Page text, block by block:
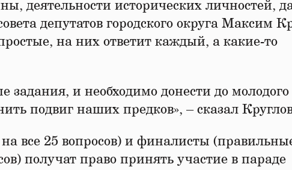
деятельности исторических личностей,
депутатов городского округа Максим
на них ответит каждый, а какие-то
задания, и необходимо донести до молодого
подвиг наших предков», – сказал
все 25 вопросов) и финалисты
получат право принять участие в параде